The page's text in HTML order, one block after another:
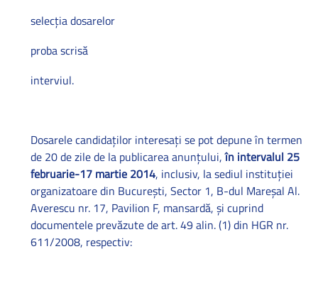
selecţia dosarelor
proba scrisă
interviul.
Dosarele candidaţilor interesaţi se pot depune în termen
de 20 de zile de la publicarea anunţului,în intervalul 25
februarie-17 martie 2014, inclusiv, la sediul instituţiei
organizatoare din Bucureşti, Sector 1, B-dul Mareşal Al.
Averescu nr. 17, Pavilion F, mansardă, şi cuprind
documentele prevăzute de art. 49 alin. (1) din HGR nr.
611/2008, respectiv: